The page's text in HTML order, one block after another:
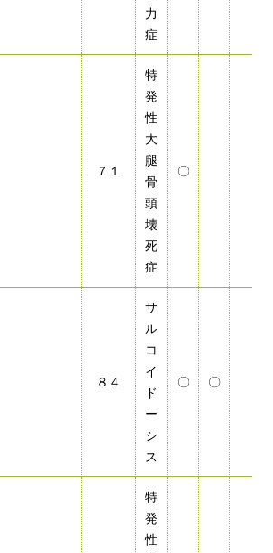
力
症
７１
特
発
性
大
腿
骨
頭
壊
死
症
〇
８４
サ
ル
コ
イ
ド
ー
シ
ス
〇 〇
特
発
性